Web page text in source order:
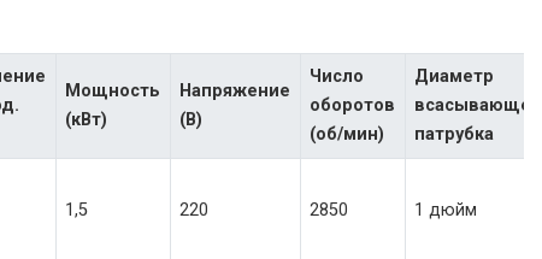
Мощность
(кВт)
Напряжение
(В)
Число
оборотов
(об/мин)
Диаметр
всасывающего
патрубка
1,5 220 2850 1 дюйм